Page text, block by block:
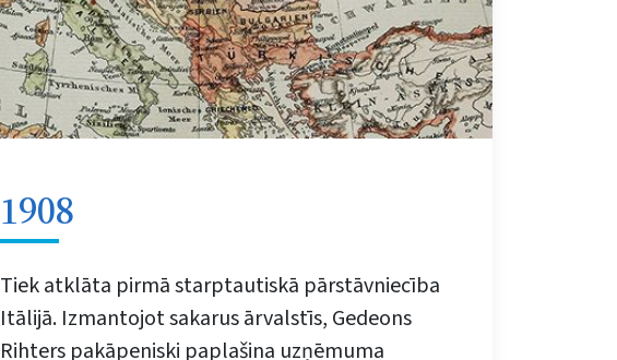
1908
Tiek atklāta pirmā starptautiskā pārstāvniecība
Itālijā. Izmantojot sakarus ārvalstīs, Gedeons
Rihters pakāpeniski paplašina uzņēmuma